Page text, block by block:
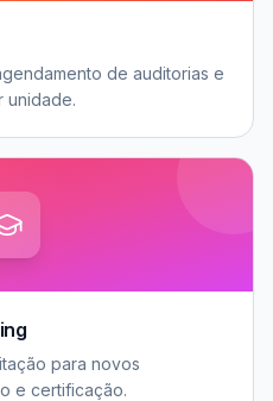
de auditorias e
unidade.
para novos
e certificação.